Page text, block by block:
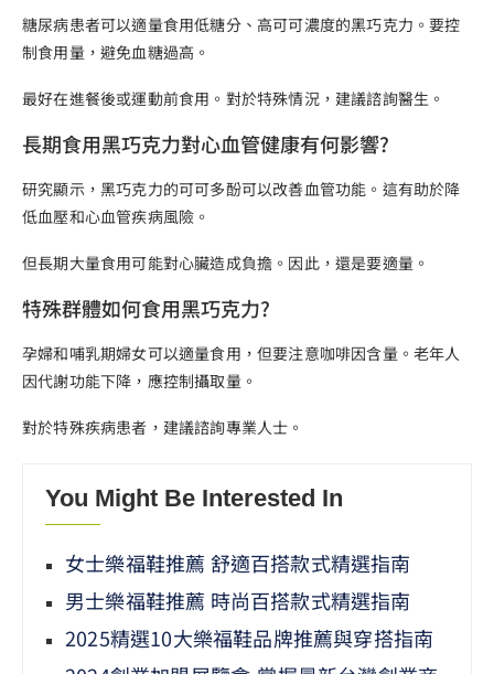
糖尿病患者可以適量食用低糖分、高可可濃度的黑巧克力。要控
制食用量，避免血糖過高。
最好在進餐後或運動前食用。對於特殊情況，建議諮詢醫生。
長期食用黑巧克力對心血管健康有何影響?
研究顯示，黑巧克力的可可多酚可以改善血管功能。這有助於降
低血壓和心血管疾病風險。
但長期大量食用可能對心臟造成負擔。因此，還是要適量。
特殊群體如何食用黑巧克力?
孕婦和哺乳期婦女可以適量食用，但要注意咖啡因含量。老年人
因代謝功能下降，應控制攝取量。
對於特殊疾病患者，建議諮詢專業人士。
You Might Be Interested In
女士樂福鞋推薦 舒適百搭款式精選指南
男士樂福鞋推薦 時尚百搭款式精選指南
2025精選10大樂福鞋品牌推薦與穿搭指南